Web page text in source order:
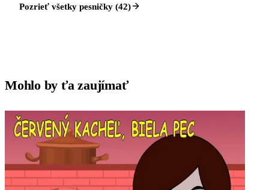
Pozrieť všetky pesničky (42)
Mohlo by ťa zaujímať